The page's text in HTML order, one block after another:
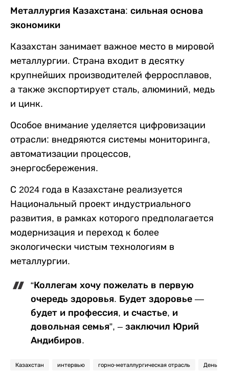
Металлургия Казахстана: сильная основа
экономики
Казахстан занимает важное место в мировой
металлургии. Страна входит в десятку
крупнейших производителей ферросплавов,
а также экспортирует сталь, алюминий, медь
и цинк.
Особое внимание уделяется цифровизации
отрасли: внедряются системы мониторинга,
автоматизации процессов,
энергосбережения.
С 2024 года в Казахстане реализуется
Национальный проект индустриального
развития, в рамках которого предполагается
модернизация и переход к более
экологически чистым технологиям в
металлургии.
“Коллегам хочу пожелать в первую
очередь здоровья. Будет здоровье —
будет и профессия, и счастье, и
довольная семья”, – заключил Юрий
Андибиров.
Казахстан интервью горно-металлургическая отрасль День